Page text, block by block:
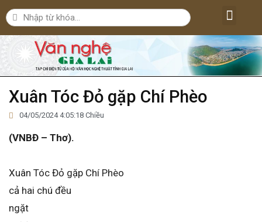
Xuân Tóc Đỏ gặp Chí Phèo
04/05/2024 4:05:18 Chiều
(VNBĐ – Thơ).
Xuân Tóc Đỏ gặp Chí Phèo
cả hai chú đều
ngặt